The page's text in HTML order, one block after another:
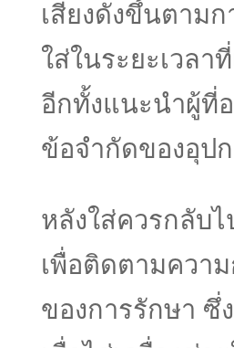
เสียงดังขึ้นตามก
ใส่ในระยะเวลา
อีกทั้งแนะนำผู้ที่
ข้อจำกัดของอุป
หลังใส่ควรกลับ
เพื่อติดตามควา
ของการรักษา ซึ่